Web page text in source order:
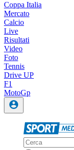
Coppa Italia
Mercato
Calcio
Live
Risultati
Video
Foto
Tennis
Drive UP
F1
MotoGp